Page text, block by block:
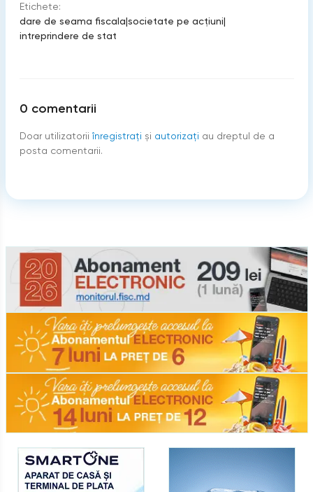
Etichete:
dare de seama fiscala|societate pe acţiuni|
intreprindere de stat
0 comentarii
Doar utilizatorii înregistraţi şi autorizați au dreptul de a
posta comentarii.